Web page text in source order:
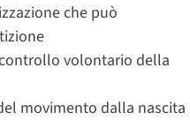
che può
volontario della
movimento dalla nascita